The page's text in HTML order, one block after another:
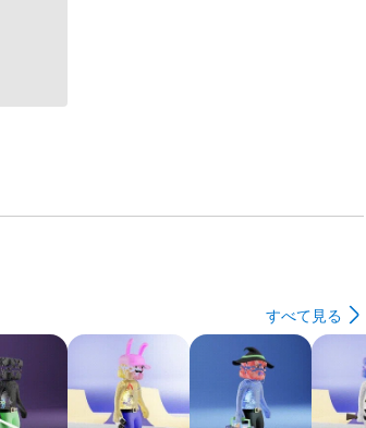
すべて見る